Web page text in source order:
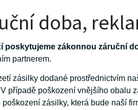
doba,
poskytujeme zákonnou záruční
partnerem.
zásilky dodané prostřednictvím
V případě poškození vnějšího obalu
zásilky, která bude naší